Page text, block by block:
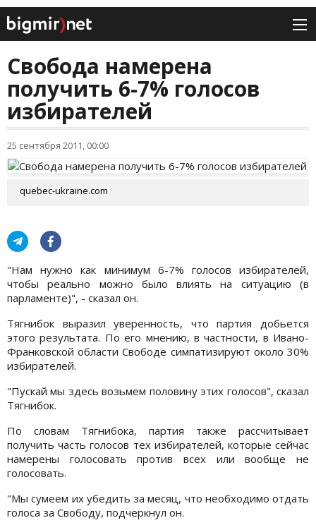
Свобода намерена
получить 6-7% голосов
избирателей
25 сентября 2011, 00:00
quebec-ukraine.com
"Нам нужно как минимум 6-7% голосов избирателей,
чтобы реально можно было влиять на ситуацию (в
парламенте)", - сказал он.
Тягнибок выразил уверенность, что партия добьется
этого результата. По его мнению, в частности, в Ивано-
Франковской области Свободе симпатизируют около 30%
избирателей.
"Пускай мы здесь возьмем половину этих голосов", сказал
Тягнибок.
По словам Тягнибока, партия также рассчитывает
получить часть голосов тех избирателей, которые сейчас
намерены голосовать против всех или вообще не
голосовать.
"Мы сумеем их убедить за месяц, что необходимо отдать
голоса за Свободу, подчеркнул он.